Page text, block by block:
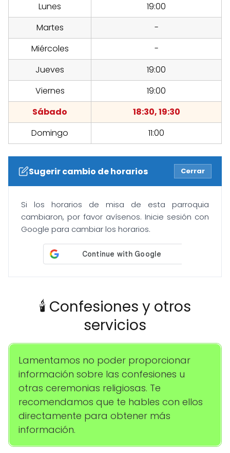
Lunes
19:00
Martes
-
Miércoles
-
Jueves
19:00
Viernes
19:00
Sábado
18:30, 19:30
Domingo
11:00
Sugerir cambio de horarios Cerrar
Si los horarios de misa de esta parroquia
cambiaron, por favor avísenos. Inicie sesión con
Google para cambiar los horarios.
🕯️ Confesiones y otros
servicios
Lamentamos no poder proporcionar
información sobre las confesiones u
otras ceremonias religiosas. Te
recomendamos que te hables con ellos
directamente para obtener más
información.